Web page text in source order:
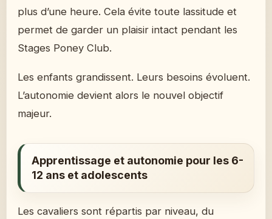
plus d’une heure. Cela évite toute lassitude et
permet de garder un plaisir intact pendant les
Stages Poney Club.
Les enfants grandissent. Leurs besoins évoluent.
L’autonomie devient alors le nouvel objectif
majeur.
Apprentissage et autonomie pour les 6-
12 ans et adolescents
Les cavaliers sont répartis par niveau, du